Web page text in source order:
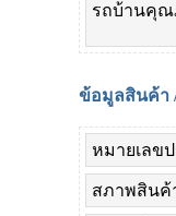
รถบ้านคุณ
ข้อมูลสินค้า
หมายเลขป
สภาพสินค้